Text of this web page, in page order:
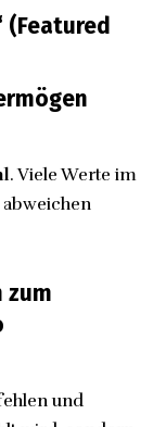
(Featured
. Viele Werte im
abweichen
zum
und